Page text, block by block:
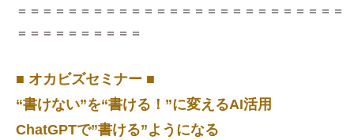
＝＝＝＝＝＝＝＝＝＝＝＝＝＝＝＝＝＝＝＝＝＝＝＝＝＝
＝＝＝＝＝＝＝＝＝＝
■ オカビズセミナー ■
“書けない”を“書ける！”に変えるAI活用
ChatGPTで”書ける”ようになる